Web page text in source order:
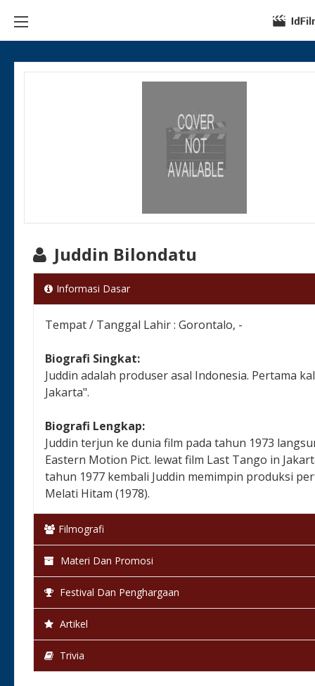
Juddin Bilondatu
Informasi Dasar
Tempat / Tanggal Lahir : Gorontalo, -
Biografi Singkat:
Juddin adalah produser asal Indonesia. Pertama
Jakarta".
Biografi Lengkap:
Juddin terjun ke dunia film pada tahun 1973
Eastern Motion Pict. lewat film Last Tango in
tahun 1977 kembali Juddin memimpin produksi
Melati Hitam (1978).
Filmografi
Materi Dan Promosi
Festival Dan Penghargaan
Artikel
Trivia